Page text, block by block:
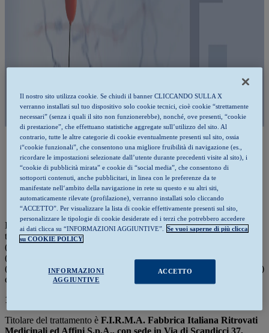
INFORMATIVA PRIVACY
Per accedere al servizio è necessario dichiarare di aver letto
l'informativa privacy selezionando il link in fondo alla pagina
La Società F.I.R.M.A. S.p.A. (“Società”) Le rende noto che il
trattamento dei Suoi dati personali, effettuato tramite il sito internet
(“Sito”) o raccolti mediante il presente modulo di contatto
(“Modulo”) avviene in ossequio alla Normativa Privacy applicabile
(Regolamento (UE) 2016/679 – nel seguito definito “Regolamento”)
e alla
Privacy Policydel Sito.
1. Titolare del Trattamento e DPO
Titolare del trattamento è F.I.R.M.A. Fabbrica Italiana Ritrovati
Medicinali ed Affini S.p.A., con sede in Via di Scandicci 37,
Il nostro sito utilizza cookie. Se chiudi il banner CLICCANDO SULLA X
verranno installati sul tuo dispositivo solo cookie tecnici, cioè cookie “strettamente
necessari” (senza i quali il sito non funzionerebbe), nonché, ove presenti, “cookie
di prestazione”, che effettuano statistiche aggregate sull’utilizzo del sito. Al
contrario, tutte le altre categorie di cookie eventualmente presenti sul sito, ossia
i“cookie funzionali”, che consentono una migliore fruibilità di navigazione (es.,
ricordare le impostazioni selezionate dall’utente durante precedenti visite al sito), i
“cookie di pubblicità mirata” e cookie di “social media”, che consentono di
sottoporti contenuti, anche pubblicitari, in linea con le preferenze da te
manifestate nell‘ambito della navigazione in rete su questo e su altri siti,
automaticamente rilevate (profilazione), verranno installati solo cliccando
“ACCETTO”. Per visualizzare la lista di cookie effettivamente presenti sul sito,
personalizzare le tipologie di cookie desiderate ed i terzi che potrebbero accedere
ai dati clicca su “INFORMAZIONI AGGIUNTIVE”.
Se vuoi saperne di più clicca
su COOKIE POLICY
INFORMAZIONI
AGGIUNTIVE
ACCETTO